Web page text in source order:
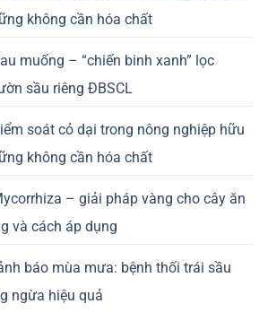
không cần hóa chất
muống – “chiến binh xanh” lọc
sầu riêng ĐBSCL
soát cỏ dại trong nông nghiệp hữu
không cần hóa chất
– giải pháp vàng cho cây ăn
và cách áp dụng
báo mùa mưa: bệnh thối trái sầu
ngừa hiệu quả